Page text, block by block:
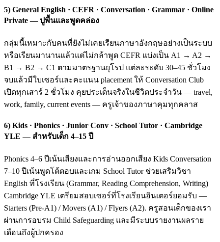
5) General English · CEFR · Conversation · Grammar · Online
Private — ปูพื้นและพูดคล่อง
กลุ่มนี้เหมาะกับคนที่ยังไม่เคยเรียนภาษาอังกฤษอย่างเป็นระบบ
หรือเรียนมานานแล้วแต่ไม่กล้าพูด CEFR แบ่งเป็น A1 → A2 →
B1 → B2 → C1 ตามมาตรฐานยุโรป แต่ละระดับ 30–45 ชั่วโมง
จบแล้วมีใบเซอร์และคะแนน placement ให้ Conversation Club
เปิดทุกเสาร์ 2 ชั่วโมง คุยประเด็นจริงในชีวิตประจำวัน — travel,
work, family, current events — ครูเจ้าของภาษาคุมทุกคลาส
6) Kids · Phonics · Junior Conv · School Tutor · Cambridge
YLE — สำหรับเด็ก 4–15 ปี
Phonics 4–6 ปีเน้นเสียงและการอ่านออกเสียง Kids Conversation
7–10 ปีเน้นพูดโต้ตอบและเกม School Tutor ช่วยเสริมวิชา
English ที่โรงเรียน (Grammar, Reading Comprehension, Writing)
Cambridge YLE เตรียมสอบเซอร์ที่โรงเรียนอินเตอร์ยอมรับ —
Starters (Pre-A1) / Movers (A1) / Flyers (A2). ครูสอนเด็กของเรา
ผ่านการอบรม Child Safeguarding และมีระบบรายงานผลราย
เดือนถึงผู้ปกครอง